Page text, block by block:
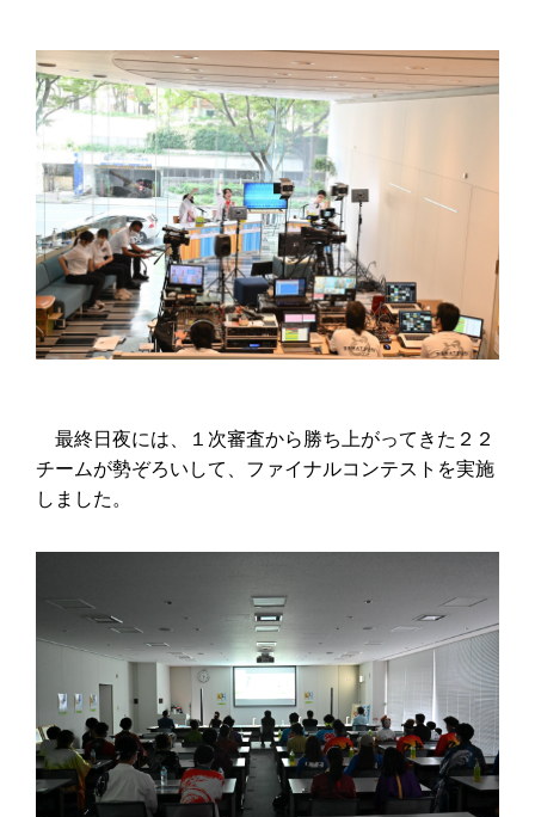
最終日夜には、１次審査から勝ち上がってきた２２
チームが勢ぞろいして、ファイナルコンテストを実施
しました。